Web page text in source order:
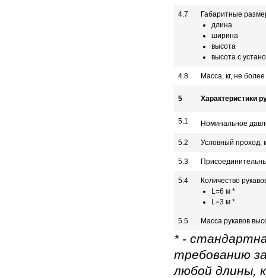
4.7
Габаритные
длина
ширина
высота
высота с
4.8 Масса, кг, не более
5 Характеристики
5.1 Номинальное
5.2 Условный проход,
5.3
5.4
Количество
L=6 м *
L=3 м *
5.5 Масса рукавов
* -
требованию
любой длины,